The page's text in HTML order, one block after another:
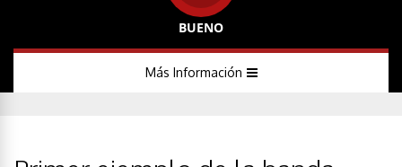
BUENO
Más Información